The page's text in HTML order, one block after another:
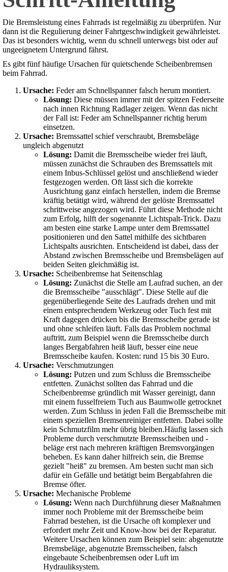
Die Bremsleistung eines Fahrrads ist regelmäßig zu überprüfen. Nur
dann ist die Regulierung deiner Fahrtgeschwindigkeit gewährleistet.
Das ist besonders wichtig, wenn du schnell unterwegs bist oder auf
ungeeignetem Untergrund fährst.
Es gibt fünf häufige Ursachen für quietschende Scheibenbremsen
beim Fahrrad.
Ursache: Feder am Schnellspanner falsch herum montiert.
Lösung: Diese müssen immer mit der spitzen Federseite
nach innen Richtung Radlager zeigen. Wenn das nicht
der Fall ist: Feder am Schnellspanner richtig herum
einsetzen.
Ursache: Bremssattel schief verschraubt, Bremsbeläge
ungleich abgenutzt
Lösung: Damit die Bremsscheibe wieder frei läuft,
müssen zunächst die Schrauben des Bremssattels mit
einem Inbus-Schlüssel gelöst und anschließend wieder
festgezogen werden. Oft lässt sich die korrekte
Ausrichtung ganz einfach herstellen, indem die Bremse
kräftig betätigt wird, während der gelöste Bremssattel
schrittweise angezogen wird. Führt diese Methode nicht
zum Erfolg, hilft der sogenannte Lichtspalt-Trick. Dazu
am besten eine starke Lampe unter dem Bremssattel
positionieren und den Sattel mithilfe des sichtbaren
Lichtspalts ausrichten. Entscheidend ist dabei, dass der
Abstand zwischen Bremsscheibe und Bremsbelägen auf
beiden Seiten gleichmäßig ist.
Ursache: Scheibenbremse hat Seitenschlag
Lösung: Zunächst die Stelle am Laufrad suchen, an der
die Bremsscheibe "ausschlägt". Diese Stelle auf die
gegenüberliegende Seite des Laufrads drehen und mit
einem entsprechendem Werkzeug oder Tuch fest mit
Kraft dagegen drücken bis die Bremsscheibe gerade ist
und ohne schleifen läuft. Falls das Problem nochmal
auftritt, zum Beispiel wenn die Bremsscheibe durch
langes Bergabfahren heiß läuft, besser eine neue
Bremsscheibe kaufen. Kosten: rund 15 bis 30 Euro.
Ursache: Verschmutzungen
Lösung: Putzen und zum Schluss die Bremsscheibe
entfetten. Zunächst sollten das Fahrrad und die
Scheibenbremse gründlich mit Wasser gereinigt, dann
mit einem fusselfreiem Tuch aus Baumwolle getrocknet
werden. Zum Schluss in jeden Fall die Bremsscheibe mit
einem speziellen Bremsenreiniger entfetten. Dabei sollte
kein Schmutzfilm mehr übrig bleiben.Häufig lassen sich
Probleme durch verschmutzte Bremsscheiben und -
beläge erst nach mehreren kräftigen Bremsvorgängen
beheben. Es kann daher hilfreich sein, die Bremse
gezielt "heiß" zu bremsen. Am besten sucht man sich
dafür ein Gefälle und betätigt beim Bergabfahren die
Bremse öfter.
Ursache: Mechanische Probleme
Lösung: Wenn nach Durchführung dieser Maßnahmen
immer noch Probleme mit der Bremsscheibe beim
Fahrrad bestehen, ist die Ursache oft komplexer und
erfordert mehr Zeit und Know-how bei der Reparatur.
Weitere Ursachen können zum Beispiel sein: abgenutzte
Bremsbeläge, abgenutzte Bremsscheiben, falsch
eingebaute Scheibenbremsen oder Luft im
Hydrauliksystem.